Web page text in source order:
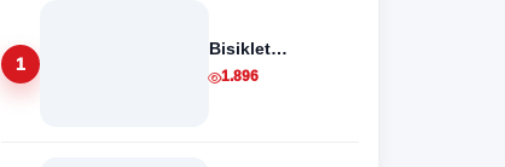
1
Bisiklet…
1.896